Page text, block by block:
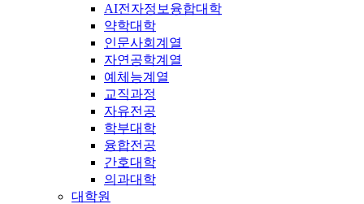
AI전자정보융합대학
약학대학
인문사회계열
자연공학계열
예체능계열
교직과정
자유전공
학부대학
융합전공
간호대학
의과대학
대학원